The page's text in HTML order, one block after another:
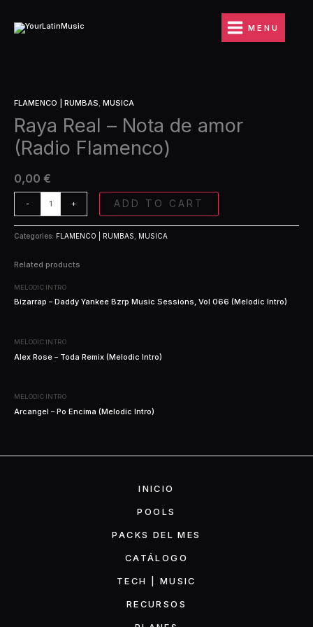
contenido
MENU
FLAMENCO | RUMBAS, MUSICA
Raya Real – Nota de amor
(Radio Flamenco)
0,00 €
-
Real
-
Nota
de
(Radio
quantity
+ ADD TO CART
Categories: FLAMENCO | RUMBAS MUSICA
Related products
MELODIC INTRO
Bizarrap – Daddy Yankee Bzrp Music Sessions, Vol 066 (Melodic Intro)
MELODIC INTRO
Alex Rose – Toda Remix (Melodic Intro)
MELODIC INTRO
Arcangel – Po Encima (Melodic Intro)
INICIO
POOLS
PACKS DEL MES
CATÁLOGO
TECH | MUSIC
RECURSOS
de
amor